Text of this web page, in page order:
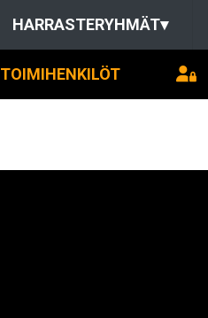
HARRASTERYHMÄT▾
TOIMIHENKILÖT